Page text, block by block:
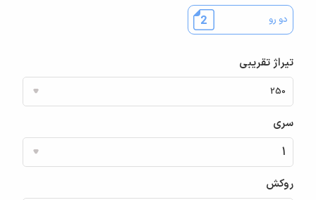
دو رو
تیراژ تقریبی
سری
روکش